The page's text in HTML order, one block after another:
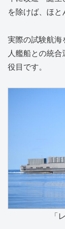
を除けば、ほと
実際の試験航
人艦船との統
役目です。
「